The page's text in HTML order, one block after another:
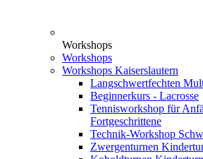
Workshops
Workshops
Workshops Kaiserslautern
Langschwertfechten
Beginnerkurs - Lacrosse
Tennisworkshop für
Fortgeschrittene
Technik-Workshop
Zwergenturnen